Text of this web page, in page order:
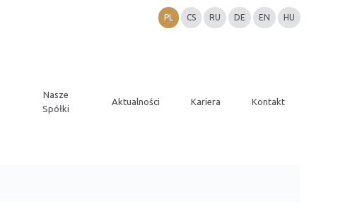
PL CS RU DE EN HU
Nasze
Spółki
Aktualności Kariera Kontakt